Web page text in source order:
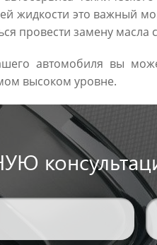
жидкости это важный
провести замену масла
автомобиля вы
высоком уровне.